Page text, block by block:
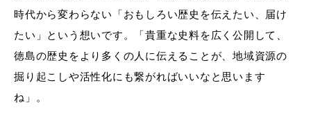
時代から変わらない「おもしろい歴史を伝えたい、届け
たい」という想いです。「貴重な史料を広く公開して、
徳島の歴史をより多くの人に伝えることが、地域資源の
掘り起こしや活性化にも繋がればいいなと思います
ね」。